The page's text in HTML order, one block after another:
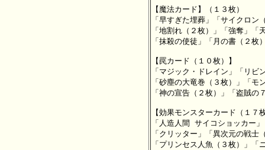
【魔法カード】（１３枚）
「早すぎた埋葬」「サイクロ
「地割れ（２枚）」「強奪」
「抹殺の使徒」「月の書（２枚
【罠カード（１０枚）】
「マジック・ドレイン」「リビ
「砂塵の大竜巻（３枚）」「モ
「神の宣告（２枚）」「盗賊の
【効果モンスターカード（１７
「人造人間 サイコショッカー
「クリッター」「異次元の戦士
「プリンセス人魚（３枚）」「